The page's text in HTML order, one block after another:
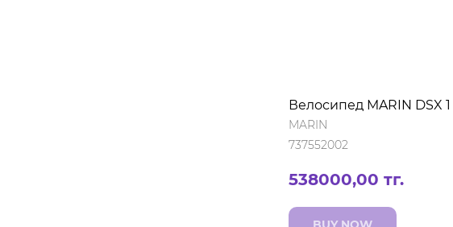
Велосипед MARIN DSX
MARIN
737552002
538000,00 тг.